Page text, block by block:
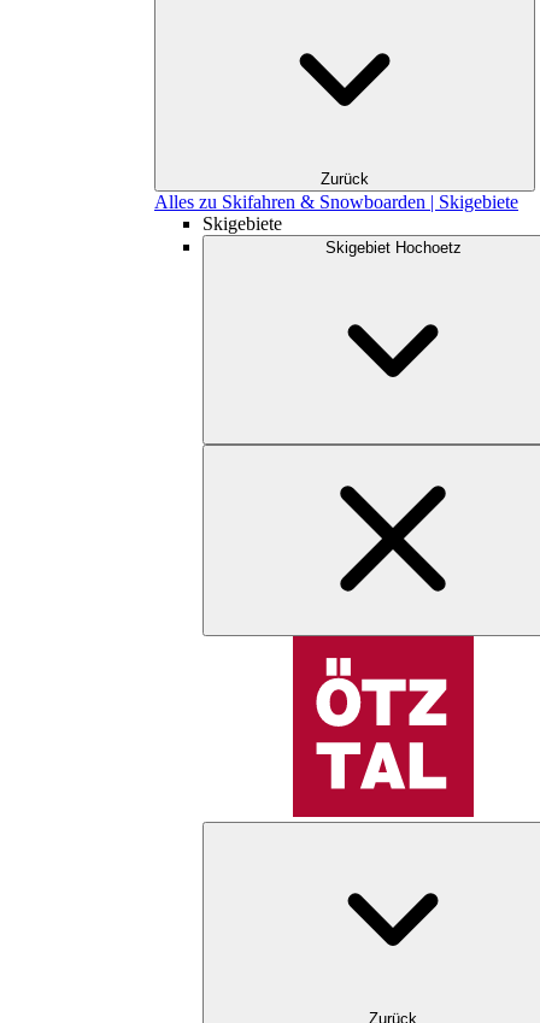
Zurück
Alles zu Skifahren & Snowboarden | Skigebiete
Skigebiete
Skigebiet Hochoetz
Zurück